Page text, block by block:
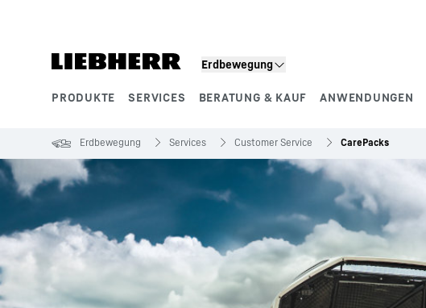
Erdbewegung
PRODUKTE SERVICES BERATUNG & KAUF ANWENDUNGEN
Erdbewegung Services Customer Service CarePacks